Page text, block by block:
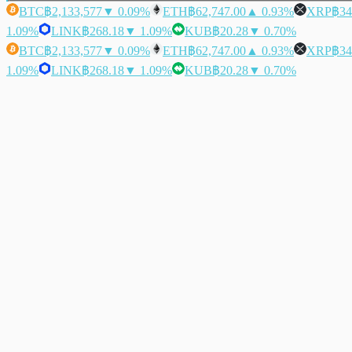
BTC฿2,133,577▼ 0.09% ETH฿62,747.00 ▲ 0.93% XRP฿
1.09%
LINK฿268.18▼ 1.09% KUB฿20.28▼ 0.70%
BTC฿2,133,577▼ 0.09% ETH฿62,747.00 ▲ 0.93% XRP฿
1.09%
LINK฿268.18▼ 1.09% KUB฿20.28▼ 0.70%